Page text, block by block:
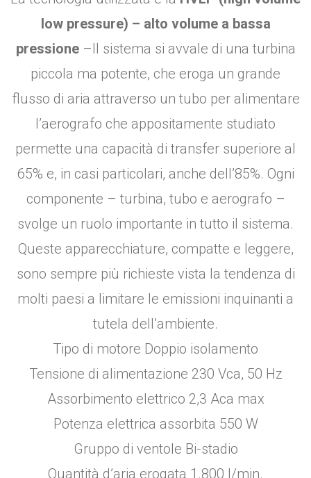
low pressure) – alto volume a bassa
pressione –Il sistema si avvale di una turbina
piccola ma potente, che eroga un grande
flusso di aria attraverso un tubo per alimentare
l’aerografo che appositamente studiato
permette una capacità di transfer superiore al
65% e, in casi particolari, anche dell’85%. Ogni
componente – turbina, tubo e aerografo –
svolge un ruolo importante in tutto il sistema.
Queste apparecchiature, compatte e leggere,
sono sempre più richieste vista la tendenza di
molti paesi a limitare le emissioni inquinanti a
tutela dell’ambiente.
Tipo di motore Doppio isolamento
Tensione di alimentazione 230 Vca, 50 Hz
Assorbimento elettrico 2,3 Aca max
Potenza elettrica assorbita 550 W
Gruppo di ventole Bi-stadio
Quantità d’aria erogata 1.800 l/min.